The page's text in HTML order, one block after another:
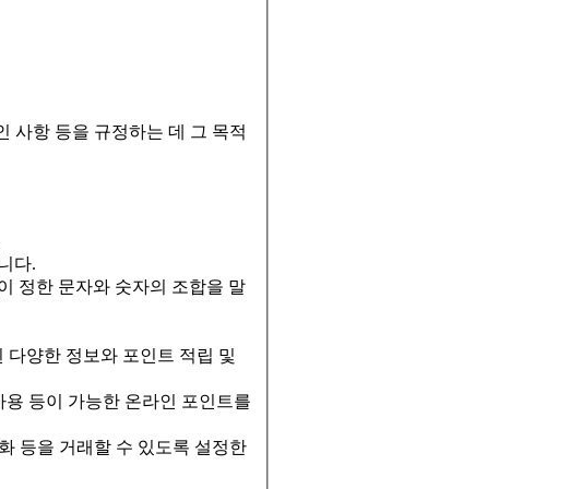
사항 등을 규정하는 데 그 목적
다.
정한 문자와 숫자의 조합을 말
양한 정보와 포인트 적립 및
등이 가능한 온라인 포인트를
등을 거래할 수 있도록 설정한